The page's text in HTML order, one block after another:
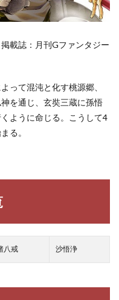
載誌：月刊Gファンタジー
って混沌と化す桃源郷、
を通じ、玄奘三蔵に孫悟
ように命じる。こうして4
る。
八戒 沙悟浄